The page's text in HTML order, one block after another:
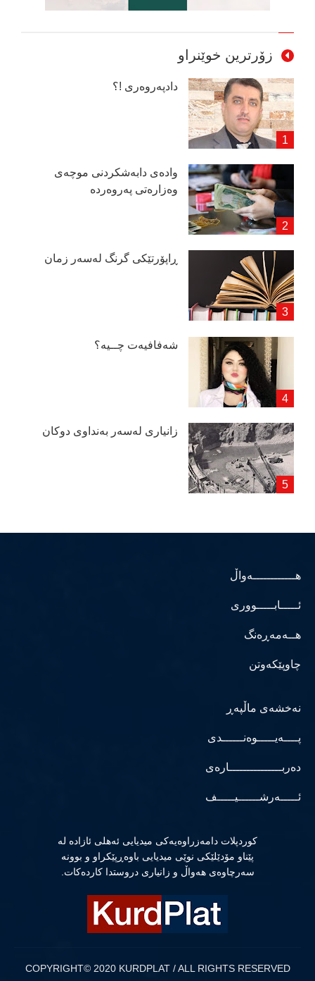
زۆرترین خوێنراو
دادپەروەری !؟
وادەی دابەشكردنی موچەی
وەزارەتی پەروەردە
ڕاپۆرتێكی گرنگ لەسەر زمان
شەفافیەت چــیە؟
زانیاری لەسەر بەنداوی دوكان
هــــــــــــەواڵ
ئـــــابـــــووری
هــەمەڕەنگ
چاوپێکەوتن
نەخشەی ماڵپەڕ
پــــەیـــــوەنــــــدی
دەربـــــــــــــــارەی
ئـــــەرشــــــیـــــف
كوردپلات دامەزراوەیەكی میدیایی ئەهلی ئازادە لە
پێناو مۆدێلێكی نوێی میدیایی باوەڕپێكراو و بوونە
سەرچاوەی هەواڵ و زانیاری دروستدا كاردەكات.
COPYRIGHT© 2020 KURDPLAT / ALL RIGHTS RESERVED